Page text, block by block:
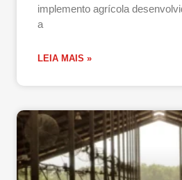
implemento agrícola
a
LEIA MAIS »